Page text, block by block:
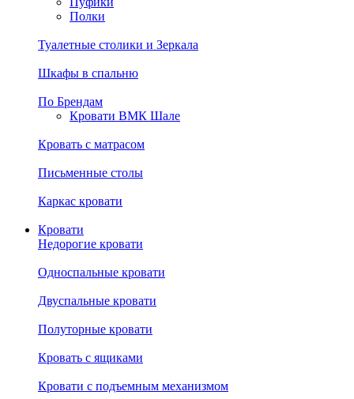
Полки
Туалетные столики и Зеркала
Шкафы в спальню
По Брендам
Кровати ВМК Шале
Кровать с матрасом
Письменные столы
Каркас кровати
Кровати
Недорогие кровати
Односпальные кровати
Двуспальные кровати
Полуторные кровати
Кровать с ящиками
Кровати с подъемным механизмом